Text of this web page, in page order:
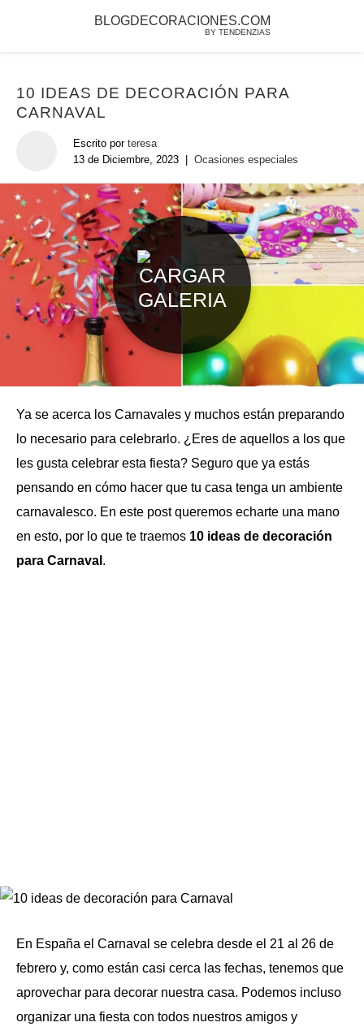
BLOGDECORACIONES.COM
BY TENDENZIAS
10 IDEAS DE DECORACIÓN PARA
CARNAVAL
Escrito por teresa
13 de Diciembre, 2023 | Ocasiones especiales
Ya se acerca los Carnavales y muchos están preparando
lo necesario para celebrarlo. ¿Eres de aquellos a los que
les gusta celebrar esta fiesta? Seguro que ya estás
pensando en cómo hacer que tu casa tenga un ambiente
carnavalesco. En este post queremos echarte una mano
en esto, por lo que te traemos 10 ideas de decoración
para Carnaval .
En España el Carnaval se celebra desde el 21 al 26 de
febrero y, como están casi cerca las fechas, tenemos que
aprovechar para decorar nuestra casa. Podemos incluso
organizar una fiesta con todos nuestros amigos y